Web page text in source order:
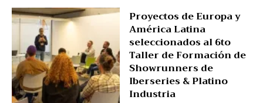
Proyectos de Europa y
América Latina
seleccionados al 6to
Taller de Formación de
Showrunners de
Iberseries & Platino
Industria